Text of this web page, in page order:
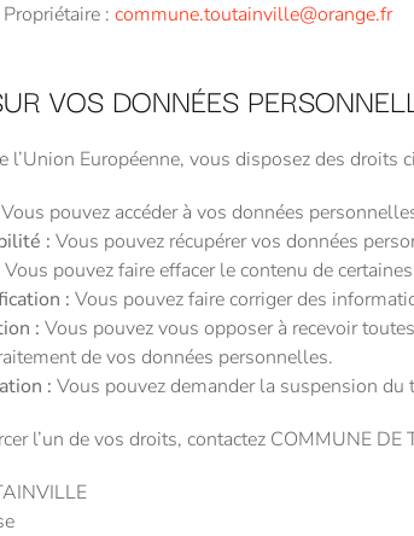
: commune.toutainville@orange.fr
VOS DONNÉES
l’Union Européenne, vous disposez des
Vous pouvez accéder à vos données
: Vous pouvez récupérer vos données
Vous pouvez faire effacer le contenu de
: Vous pouvez faire corriger des
: Vous pouvez vous opposer à recevoir
de vos données personnelles.
: Vous pouvez demander la suspension
l’un de vos droits, contactez COMMUNE DE